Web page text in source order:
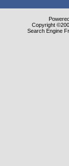
Copyright
Search Engine